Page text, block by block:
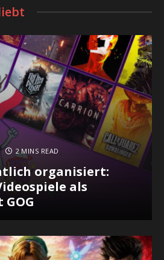
2 MINS READ
organisiert:
als